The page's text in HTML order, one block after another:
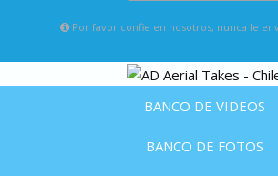
Por favor confie en nosotros, nunca le
BANCO DE VIDEOS
BANCO DE FOTOS